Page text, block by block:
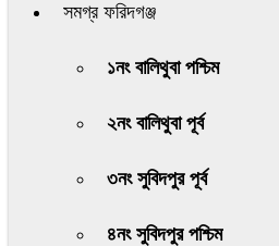
সমগ্র ফরিদগঞ্জ
১নং বালিথুবা পশ্চিম
২নং বালিথুবা পূর্ব
৩নং সুবিদপুর পূর্ব
৪নং সুবিদপুর পশ্চিম